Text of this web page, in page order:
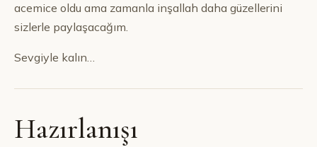
acemice oldu ama zamanla inşallah daha güzellerini
sizlerle paylaşacağım.
Sevgiyle kalın…
Hazırlanışı